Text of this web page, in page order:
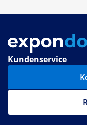
Kundenservice